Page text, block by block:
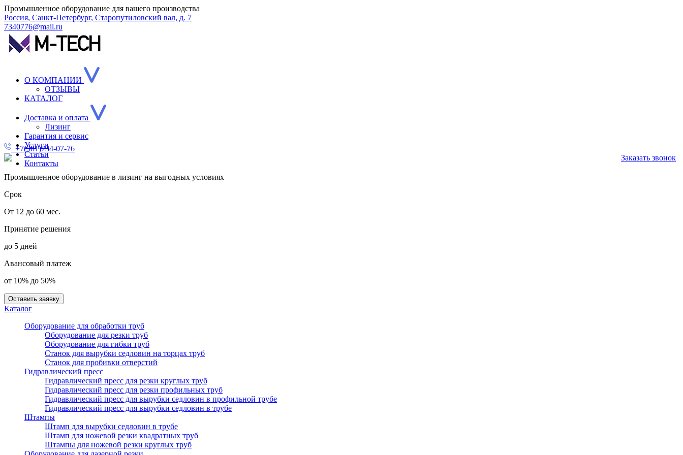
Промышленное оборудование для вашего производства
Россия, Санкт-Петербург, Старопутиловский вал, д. 7
7340776@mail.ru
О КОМПАНИИ
ОТЗЫВЫ
КАТАЛОГ
Доставка и оплата
Лизинг
Гарантия и сервис
Услуги
Статьи
Контакты
+7(981)734-07-76
Заказать звонок
Промышленное оборудование в лизинг на выгодных условиях
Срок
От 12 до 60 мес.
Принятие решения
до 5 дней
Авансовый платеж
от 10% до 50%
Оставить заявку
Каталог
Оборудование для обработки труб
Оборудование для резки труб
Оборудование для гибки труб
Станок для вырубки седловин на торцах труб
Станок для пробивки отверстий
Гидравлический пресс
Гидравлический пресс для резки круглых труб
Гидравлический пресс для резки профильных труб
Гидравлический пресс для вырубки седловин в профильной трубе
Гидравлический пресс для вырубки седловин в трубе
Штампы
Штамп для вырубки седловин в трубе
Штамп для ножевой резки квадратных труб
Штампы для ножевой резки круглых труб